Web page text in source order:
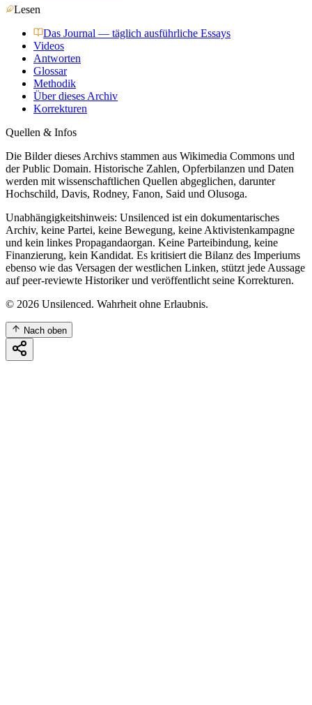
Lesen
Das Journal — täglich ausführliche Essays
Videos
Antworten
Glossar
Methodik
Über dieses Archiv
Korrekturen
Quellen & Infos
Die Bilder dieses Archivs stammen aus Wikimedia Commons und
der Public Domain. Historische Zahlen, Opferbilanzen und Daten
werden mit wissenschaftlichen Quellen abgeglichen, darunter
Hochschild, Davis, Rodney, Fanon, Said und Olusoga.
Unabhängigkeitshinweis: Unsilenced ist ein dokumentarisches
Archiv, keine Partei, keine Bewegung, keine Aktivistenkampagne
und kein linkes Propagandaorgan. Keine Parteibindung, keine
Finanzierung, kein Kandidat. Es kritisiert die Bilanz des Imperiums
ebenso wie das Versagen der westlichen Linken, stützt jede Aussage
auf peer-reviewte Historiker und veröffentlicht seine Korrekturen.
© 2026 Unsilenced. Wahrheit ohne Erlaubnis.
Nach oben